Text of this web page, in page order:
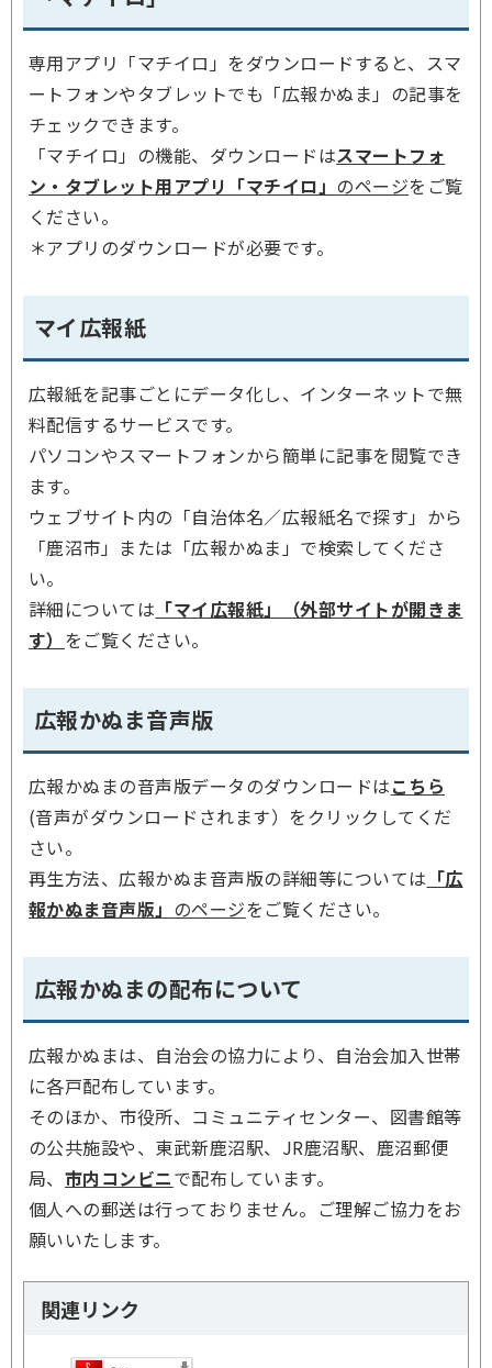
専用アプリ「マチイロ」をダウンロードすると、スマ
ートフォンやタブレットでも「広報かぬま」の記事を
チェックできます。
「マチイロ」の機能、ダウンロードはスマートフォ
ン・タブレット用アプリ「マチイロ」 のページをご覧
ください。
＊アプリのダウンロードが必要です。
マイ広報紙
広報紙を記事ごとにデータ化し、インターネットで無
料配信するサービスです。
パソコンやスマートフォンから簡単に記事を閲覧でき
ます。
ウェブサイト内の「自治体名／広報紙名で探す」から
「鹿沼市」または「広報かぬま」で検索してくださ
い。
詳細については 「マイ広報紙」（外部サイトが開きま
す） をご覧ください。
広報かぬま音声版
広報かぬまの音声版データのダウンロードはこちら
(音声がダウンロードされます）をクリックしてくだ
さい。
再生方法、広報かぬま音声版の詳細等については 「広
報かぬま音声版」 のページをご覧ください。
広報かぬまの配布について
広報かぬまは、自治会の協力により、自治会加入世帯
に各戸配布しています。
そのほか、市役所、コミュニティセンター、図書館等
の公共施設や、東武新鹿沼駅、JR鹿沼駅、鹿沼郵便
局、 市内コンビニで配布しています。
個人への郵送は行っておりません。ご理解ご協力をお
願いいたします。
関連リンク